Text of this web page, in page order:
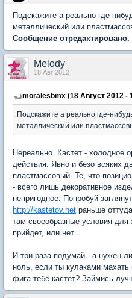
Подскажите а реально где-
металлический или
Сообщение отредактировано.
Melody
18 Авг 2012
moralesbmx (18 Август 2012 -
Подскажите а реально где-
металлический или
Нереально. Кастет - холодное
действия. Явно и безо всяких
пластмассовый. Те, что
- всего лишь декоративное
непригодное. Попробуй
http://kastetov.net раньше
там своеобразные условия для
прийдет, или нет...
И три раза подумай - а нужен
ноль, если ты кулаками
фига тебе кастет? Займись